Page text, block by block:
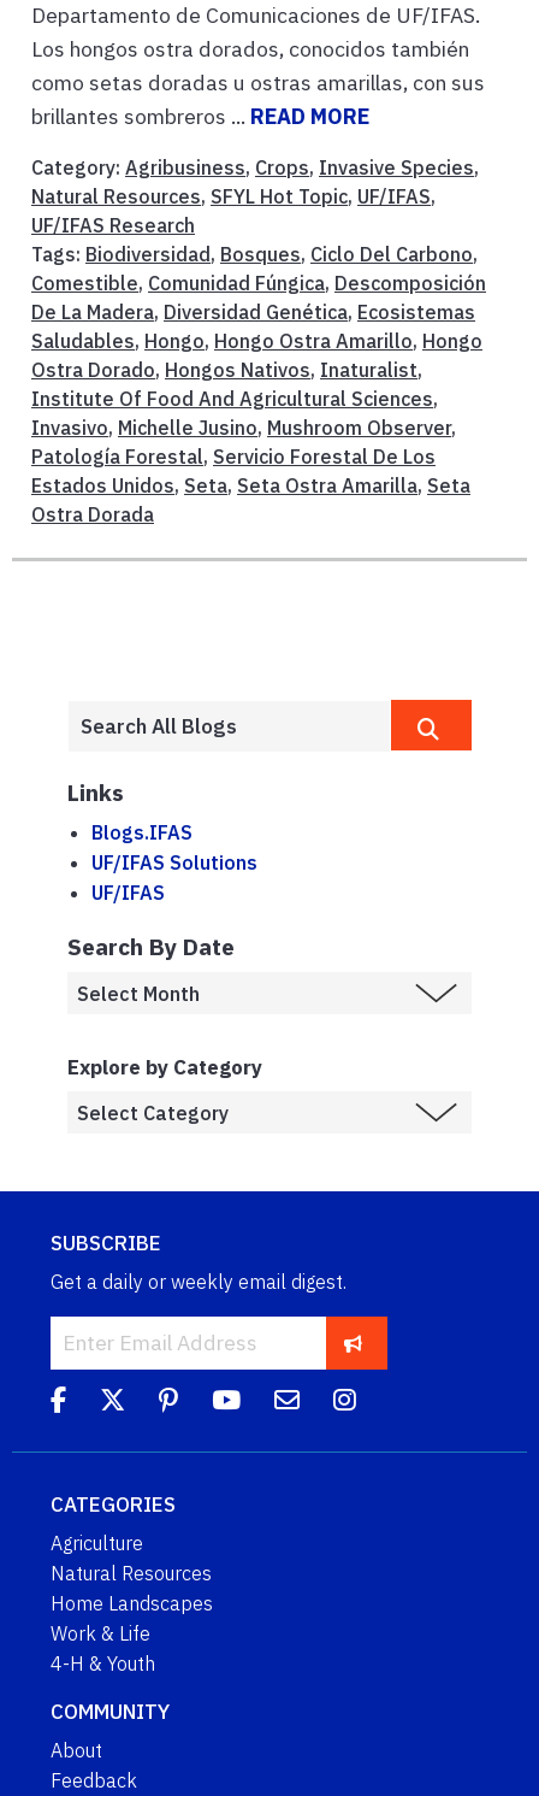
Departamento de Comunicaciones de UF/IFAS.
Los hongos ostra dorados, conocidos también
como setas doradas u ostras amarillas, con sus
brillantes sombreros ... READ MORE
Category: Agribusiness, Crops, Invasive Species,
Natural Resources, SFYL Hot Topic, UF/IFAS,
UF/IFAS Research
Tags: Biodiversidad , Bosques, Ciclo Del Carbono,
Comestible, Comunidad Fúngica, Descomposición
De La Madera, Diversidad Genética, Ecosistemas
Saludables, Hongo, Hongo Ostra Amarillo, Hongo
Ostra Dorado, Hongos Nativos, Inaturalist,
Institute Of Food And Agricultural Sciences,
Invasivo, Michelle Jusino, Mushroom Observer,
Patología Forestal, Servicio Forestal De Los
Estados Unidos, Seta, Seta Ostra Amarilla, Seta
Ostra Dorada
Links
Blogs.IFAS
UF/IFAS Solutions
UF/IFAS
Search By Date
Explore by Category
SUBSCRIBE
Get a daily or weekly email digest.
CATEGORIES
Agriculture
Natural Resources
Home Landscapes
Work & Life
4-H & Youth
COMMUNITY
About
Feedback